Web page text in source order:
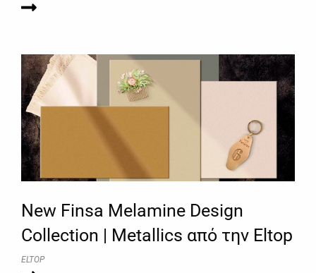
New Finsa Melamine Design
Collection | Metallics από την Eltop
ELTOP